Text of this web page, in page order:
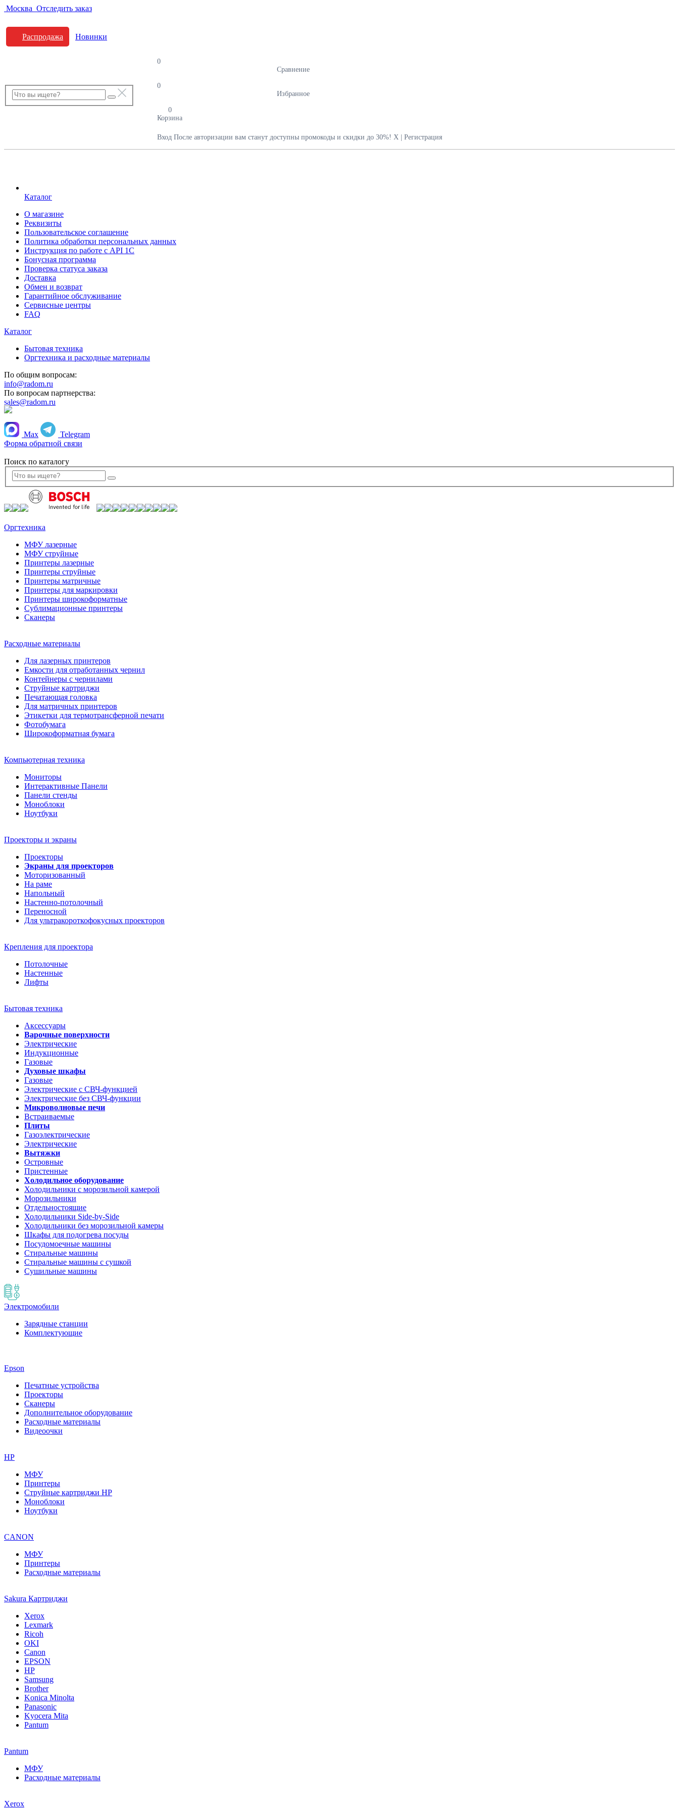
Москва Отследить заказ
Распродажа Новинки
0
Сравнение
0
Избранное
0
Корзина
Вход После авторизации вам станут доступны промокоды и скидки до 30%! X Регистрация
Каталог
О магазине
Реквизиты
Пользовательское соглашение
Политика обработки персональных данных
Инструкция по работе с API 1C
Бонусная программа
Проверка статуса заказа
Доставка
Обмен и возврат
Гарантийное обслуживание
Сервисные центры
FAQ
Каталог
Бытовая техника
Оргтехника и расходные материалы
По общим вопросам:
info@radom.ru
По вопросам партнерства:
sales@radom.ru
Max
Telegram
Форма обратной связи
Поиск по каталогу
Оргтехника
МФУ лазерные
МФУ струйные
Принтеры лазерные
Принтеры струйные
Принтеры матричные
Принтеры для маркировки
Принтеры широкоформатные
Сублимационные принтеры
Сканеры
Расходные материалы
Для лазерных принтеров
Емкости для отработанных чернил
Контейнеры с чернилами
Струйные картриджи
Печатающая головка
Для матричных принтеров
Этикетки для термотрансферной печати
Фотобумага
Широкоформатная бумага
Компьютерная техника
Мониторы
Интерактивные Панели
Панели стенды
Моноблоки
Ноутбуки
Проекторы и экраны
Проекторы
Экраны для проекторов
Моторизованный
На раме
Напольный
Настенно-потолочный
Переносной
Для ультракороткофокусных проекторов
Крепления для проектора
Потолочные
Настенные
Лифты
Бытовая техника
Аксессуары
Варочные поверхности
Электрические
Индукционные
Газовые
Духовые шкафы
Газовые
Электрические с СВЧ-функцией
Электрические без СВЧ-функции
Микроволновые печи
Встраиваемые
Плиты
Газоэлектрические
Электрические
Вытяжки
Островные
Пристенные
Холодильное оборудование
Холодильники с морозильной камерой
Морозильники
Отдельностоящие
Холодильники Side-by-Side
Холодильники без морозильной камеры
Шкафы для подогрева посуды
Посудомоечные машины
Стиральные машины
Стиральные машины c сушкой
Сушильные машины
Электромобили
Зарядные станции
Комплектующие
Epson
Печатные устройства
Проекторы
Сканеры
Дополнительное оборудование
Расходные материалы
Видеоочки
HP
МФУ
Принтеры
Струйные картриджи HP
Моноблоки
Ноутбуки
CANON
МФУ
Принтеры
Расходные материалы
Sakura Картриджи
Xerox
Lexmark
Ricoh
OKI
Canon
EPSON
HP
Samsung
Brother
Konica Minolta
Panasonic
Kyocera Mita
Pantum
Pantum
МФУ
Расходные материалы
Xerox